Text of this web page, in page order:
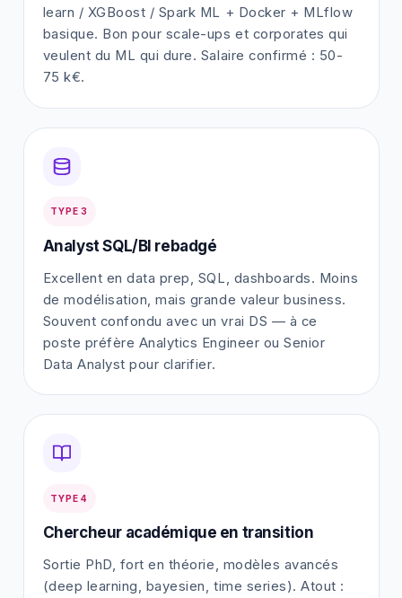
learn / XGBoost / Spark ML + Docker + MLflow
basique. Bon pour scale-ups et corporates qui
veulent du ML qui dure. Salaire confirmé : 50-
75 k€.
TYPE 3
Analyst SQL/BI rebadgé
Excellent en data prep, SQL, dashboards. Moins
de modélisation, mais grande valeur business.
Souvent confondu avec un vrai DS — à ce
poste préfère Analytics Engineer ou Senior
Data Analyst pour clarifier.
TYPE 4
Chercheur académique en transition
Sortie PhD, fort en théorie, modèles avancés
(deep learning, bayesien, time series). Atout :